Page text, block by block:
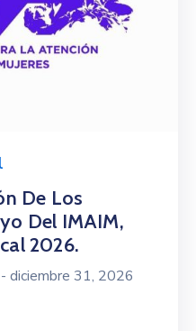
De Los
Del IMAIM,
2026.
diciembre 31, 2026